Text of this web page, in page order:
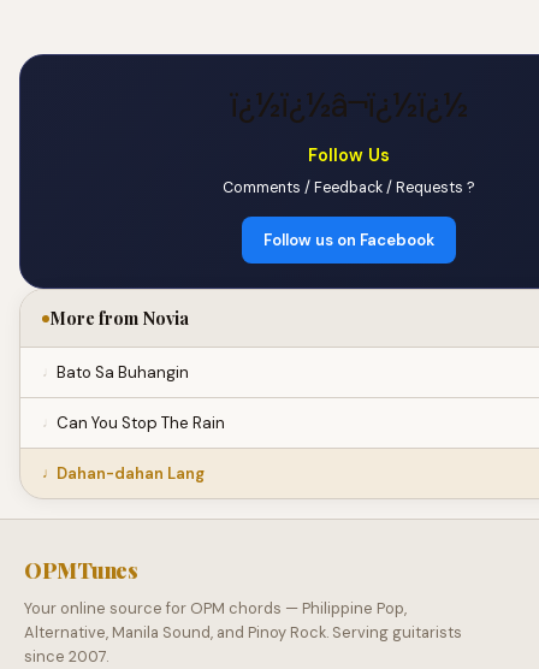
ï¿½ï¿½â¬ï¿½ï¿½
Follow Us
Comments / Feedback / Requests ?
Follow us on Facebook
More from Novia
Bato Sa Buhangin
Can You Stop The Rain
Dahan-dahan Lang
OPMTunes
Your online source for OPM chords — Philippine Pop,
Alternative, Manila Sound, and Pinoy Rock. Serving guitarists
since 2007.